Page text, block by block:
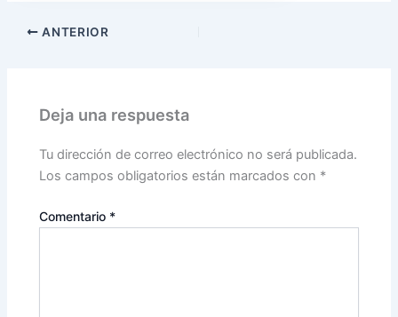
ANTERIOR
Deja una respuesta
Tu dirección de correo electrónico no será publicada.
Los campos obligatorios están marcados con *
Comentario *